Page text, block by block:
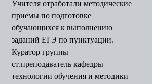
Учителя отработали методические
приемы по подготовке
обучающихся к выполнению
заданий ЕГЭ по пунктуации.
Куратор группы –
ст.преподаватель кафедры
технологии обучения и методики